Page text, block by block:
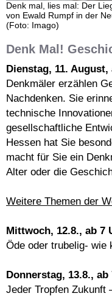
Denk mal, lies mal: Der
von Ewald Rumpf in der
(Foto: Imago)
Denk Mal!
Dienstag, 11.
Denkmäler erzählen
Nachdenken. Sie
technische
gesellschaftliche
Hessen hat Sie
macht für Sie ein
Alter oder die
Weitere Themen der
Mittwoch, 12.8., ab 7
Öde oder trubelig- wie
Donnerstag, 13.8., ab
Jeder Tropfen Zukunft